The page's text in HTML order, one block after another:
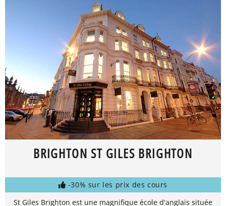
BRIGHTON ST GILES BRIGHTON
-30% sur les prix des cours
St Giles Brighton est une magnifique école d'anglais située